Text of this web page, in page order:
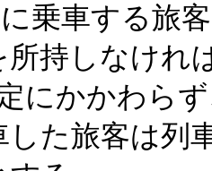
乗車する旅
所持しなけれ
にかかわら
した旅客は列